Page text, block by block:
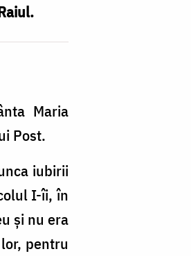
Maria
Post.
iubirii
I-îi, în
şi nu era
pentru